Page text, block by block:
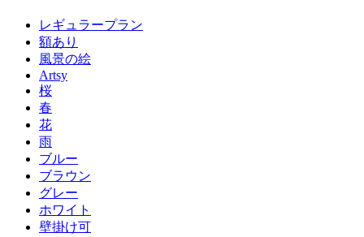
レギュラープラン
額あり
風景の絵
Artsy
桜
春
花
雨
ブルー
ブラウン
グレー
ホワイト
壁掛け可